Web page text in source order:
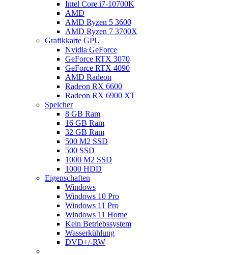
Intel Core i7-10700K
AMD
AMD Ryzen 5 3600
AMD Ryzen 7 3700X
Grafikkarte GPU
Nvidia GeForce
GeForce RTX 3070
GeForce RTX 4090
AMD Radeon
Radeon RX 6600
Radeon RX 6900 XT
Speicher
8 GB Ram
16 GB Ram
32 GB Ram
500 M2 SSD
500 SSD
1000 M2 SSD
1000 HDD
Eigenschaften
Windows
Windows 10 Pro
Windows 11 Pro
Windows 11 Home
Kein Betriebssystem
Wasserkühlung
DVD+/-RW